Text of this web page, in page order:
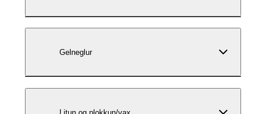
Gelneglur